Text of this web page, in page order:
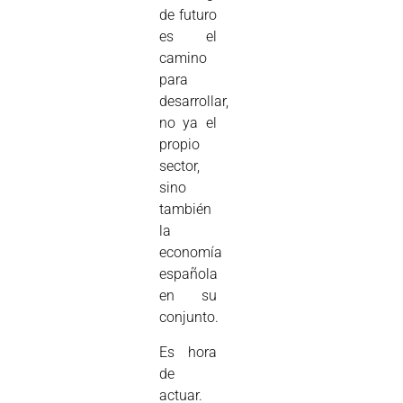
de futuro
es el
camino
para
desarrollar,
no ya el
propio
sector,
sino
también
la
economía
española
en su
conjunto.
Es hora
de
actuar.